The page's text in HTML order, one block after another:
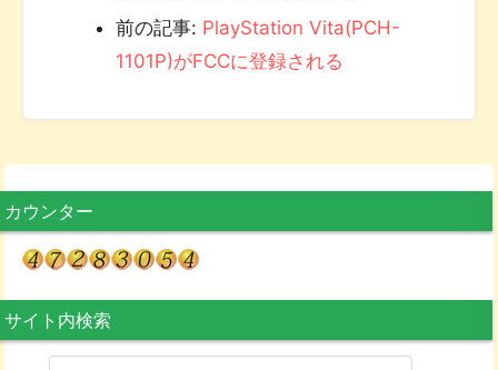
前の記事: PlayStation Vita(PCH-
1101P)がFCCに登録される
カウンター
サイト内検索